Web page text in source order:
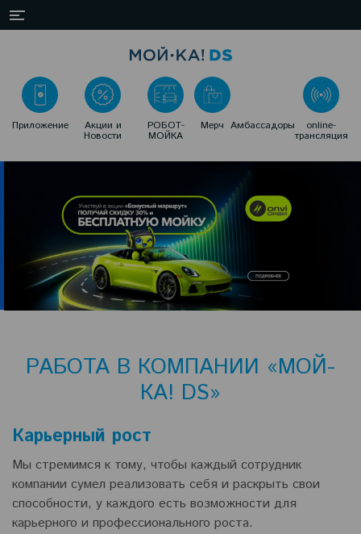
Приложение Акции и
Новости
РОБОТ-
МОЙКА
Мерч Амбассадоры online-
трансляция
РАБОТА В КОМПАНИИ «МОЙ-
КА! DS»
Карьерный рост
Мы стремимся к тому, чтобы каждый сотрудник
компании сумел реализовать себя и раскрыть свои
способности, у каждого есть возможности для
карьерного и профессионального роста.